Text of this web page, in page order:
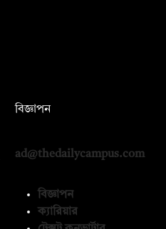
বিজ্ঞাপন
ad@thedailycampus.com
বিজ্ঞাপন
ক্যারিয়ার